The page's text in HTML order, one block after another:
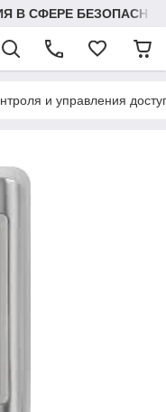
В СФЕРЕ
и управления